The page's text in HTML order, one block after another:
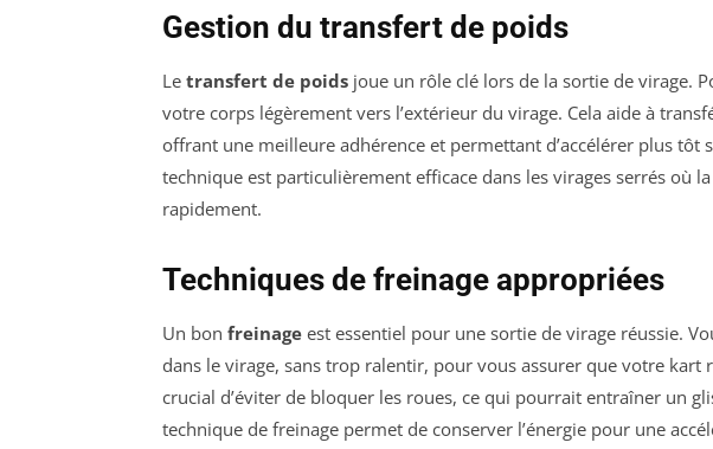
Gestion du transfert de poids
Le transfert de poids joue un rôle clé lors de la sortie de virage.
votre corps légèrement vers l’extérieur du virage. Cela aide à
offrant une meilleure adhérence et permettant d’accélérer plus tôt
technique est particulièrement efficace dans les virages serrés où
rapidement.
Techniques de freinage appropriées
Un bon freinage est essentiel pour une sortie de virage réussie.
dans le virage, sans trop ralentir, pour vous assurer que votre kart
crucial d’éviter de bloquer les roues, ce qui pourrait entraîner un
technique de freinage permet de conserver l’énergie pour une